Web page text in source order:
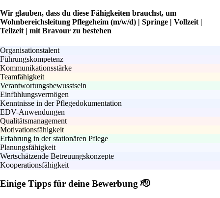
Wir glauben, dass du diese Fähigkeiten brauchst, um
Wohnbereichsleitung Pflegeheim (m/w/d) | Springe | Vollzeit |
Teilzeit | mit Bravour zu bestehen
Organisationstalent
Führungskompetenz
Kommunikationsstärke
Teamfähigkeit
Verantwortungsbewusstsein
Einfühlungsvermögen
Kenntnisse in der Pflegedokumentation
EDV-Anwendungen
Qualitätsmanagement
Motivationsfähigkeit
Erfahrung in der stationären Pflege
Planungsfähigkeit
Wertschätzende Betreuungskonzepte
Kooperationsfähigkeit
Einige Tipps für deine Bewerbung 🫡